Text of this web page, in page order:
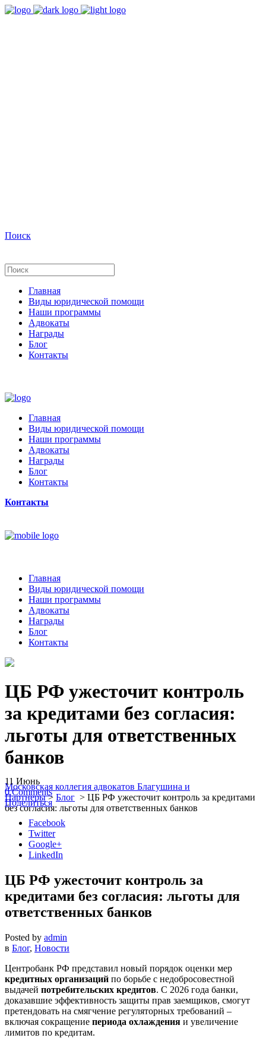
Поиск
Главная
Виды юридической помощи
Наши программы
Адвокаты
Награды
Блог
Контакты
Главная
Виды юридической помощи
Наши программы
Адвокаты
Награды
Блог
Контакты
Контакты
Главная
Виды юридической помощи
Наши программы
Адвокаты
Награды
Блог
Контакты
ЦБ РФ ужесточит контроль
за кредитами без согласия:
льготы для ответственных
банков
Московская коллегия адвокатов Благушина и
Партнеры> Блог > ЦБ РФ ужесточит контроль за кредитами
без согласия: льготы для ответственных банков
11 Июнь
0 Comments
Поделиться
Facebook
Twitter
Google+
LinkedIn
ЦБ РФ ужесточит контроль за
кредитами без согласия: льготы для
ответственных банков
Posted by admin
в Блог, Новости
Центробанк РФ представил новый порядок оценки мер
кредитных организаций по борьбе с недобросовестной
выдачей потребительских кредитов. С 2026 года банки,
доказавшие эффективность защиты прав заемщиков, смогут
претендовать на смягчение регуляторных требований –
включая сокращение периода охлаждения и увеличение
лимитов по кредитам.